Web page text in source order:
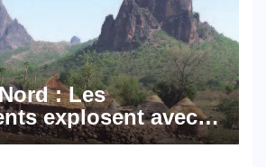
: Les
explosent avec
en trois mois